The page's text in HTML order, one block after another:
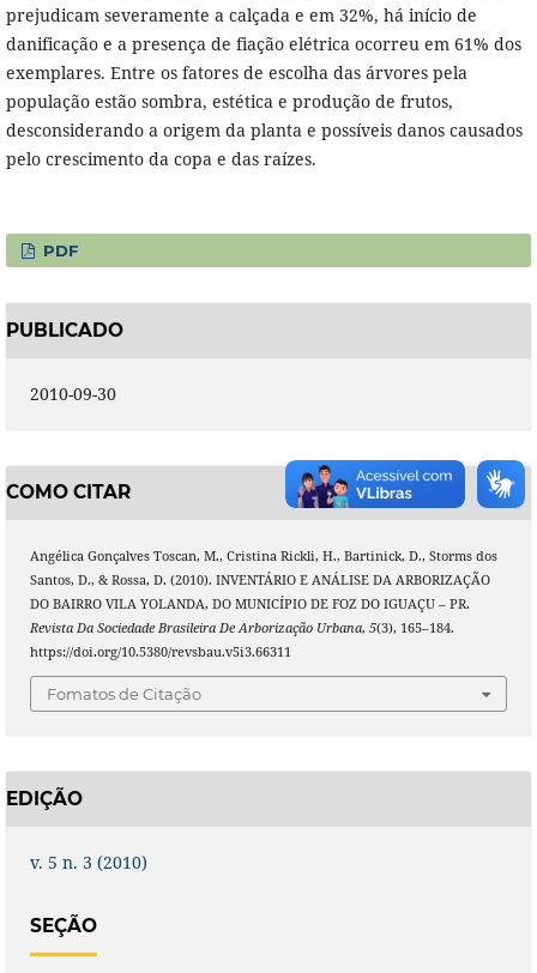
prejudicam severamente a calçada e em 32%, há início de
danificação e a presença de fiação elétrica ocorreu em 61% dos
exemplares. Entre os fatores de escolha das árvores pela
população estão sombra, estética e produção de frutos,
desconsiderando a origem da planta e possíveis danos causados
pelo crescimento da copa e das raízes.
PDF
PUBLICADO
2010-09-30
COMO CITAR
Angélica Gonçalves Toscan, M., Cristina Rickli, H., Bartinick, D., Storms dos
Santos, D., & Rossa, D. (2010). INVENTÁRIO E ANÁLISE DA ARBORIZAÇÃO
DO BAIRRO VILA YOLANDA, DO MUNICÍPIO DE FOZ DO IGUAÇU – PR.
Revista Da Sociedade Brasileira De Arborização Urbana, 5(3), 165–184.
https://doi.org/10.5380/revsbau.v5i3.66311
Fomatos de Citação
EDIÇÃO
v. 5 n. 3 (2010)
SEÇÃO